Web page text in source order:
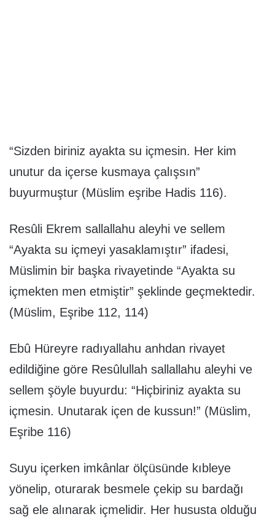
“Sizden biriniz ayakta su içmesin. Her kim
unutur da içerse kusmaya çalışsın”
buyurmuştur (Müslim eşribe Hadis 116).
Resûli Ekrem sallallahu aleyhi ve sellem
“Ayakta su içmeyi yasaklamıştır” ifadesi,
Müslimin bir başka rivayetinde “Ayakta su
içmekten men etmiştir” şeklinde geçmektedir.
(Müslim, Eşribe 112, 114)
Ebû Hüreyre radıyallahu anhdan rivayet
edildiğine göre Resûlullah sallallahu aleyhi ve
sellem şöyle buyurdu: “Hiçbiriniz ayakta su
içmesin. Unutarak içen de kussun!” (Müslim,
Eşribe 116)
Suyu içerken imkânlar ölçüsünde kıbleye
yönelip, oturarak besmele çekip su bardağı
sağ ele alınarak içmelidir. Her hususta olduğu